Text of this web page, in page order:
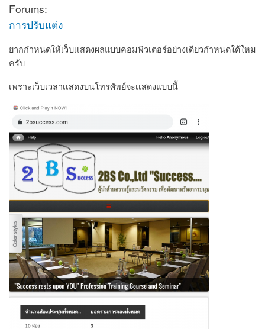
Forums:
การปรับแต่ง
ยากกำหนดให้เว็บเเสดงผลแบบคอมพิวเตอร์อย่างเดียวกำหนดใด้ใหม
ครับ
เพราะเว็บเวลาเเสดงบนโทรศัพย์จะเเสดงแบบนี้